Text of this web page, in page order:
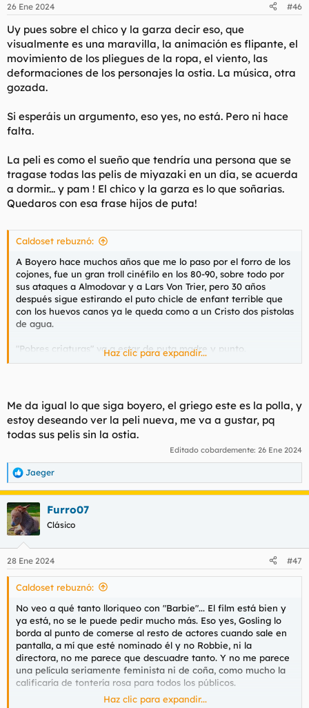
e
:
26 Ene 2024 #46
Uy pues sobre el chico y la garza decir eso, que
visualmente es una maravilla, la animación es flipante, el
movimiento de los pliegues de la ropa, el viento, las
deformaciones de los personajes la ostia. La música, otra
gozada.
Si esperáis un argumento, eso yes, no está. Pero ni hace
falta.
La peli es como el sueño que tendría una persona que se
tragase todas las pelis de miyazaki en un día, se acuerda
a dormir... y pam ! El chico y la garza es lo que soñarias.
Quedaros con esa frase hijos de puta!
Caldoset rebuznó:
A Boyero hace muchos años que me lo paso por el forro de los
cojones, fue un gran troll cinéfilo en los 80-90, sobre todo por
sus ataques a Almodovar y a Lars Von Trier, pero 30 años
después sigue estirando el puto chicle de enfant terrible que
con los huevos canos ya le queda como a un Cristo dos pistolas
de agua.
"Pobres criaturas" va a estar de puta madre y punto.
movimiento. Además de ser increiblemente inteligente, espero
que no sea su película póstuma, pero por si aca explica mucho
de su vida y del peso que supone ser un artista reconocido.
Haz clic para expandir...
Me da igual lo que siga boyero, el griego este es la polla, y
estoy deseando ver la peli nueva, me va a gustar, pq
todas sus pelis sin la ostia.
Editado cobardemente: 26 Ene 2024
R
e
c
c
i
e
s
Jaeger
Furro07
Clásico
28 Ene 2024 #47
Caldoset rebuznó:
No veo a qué tanto lloriqueo con "Barbie"... El film está bien y
ya está, no se le puede pedir mucho más. Eso yes, Gosling lo
borda al punto de comerse al resto de actores cuando sale en
pantalla, a mí que esté nominado él y no Robbie, ni la
directora, no me parece que descuadre tanto. Y no me parece
una película seriamente feminista ni de coña, como mucho la
calificaría de tontería rosa para todos los públicos.
Haz clic para expandir...